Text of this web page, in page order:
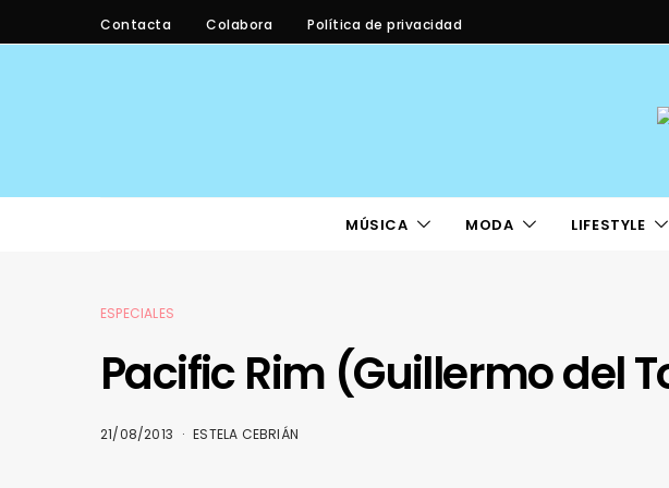
Contacta Colabora Política de privacidad
MÚSICA MODA LIFESTYLE
ESPECIALES
Pacific Rim (Guillermo del
21/08/2013 ESTELA CEBRIÁN